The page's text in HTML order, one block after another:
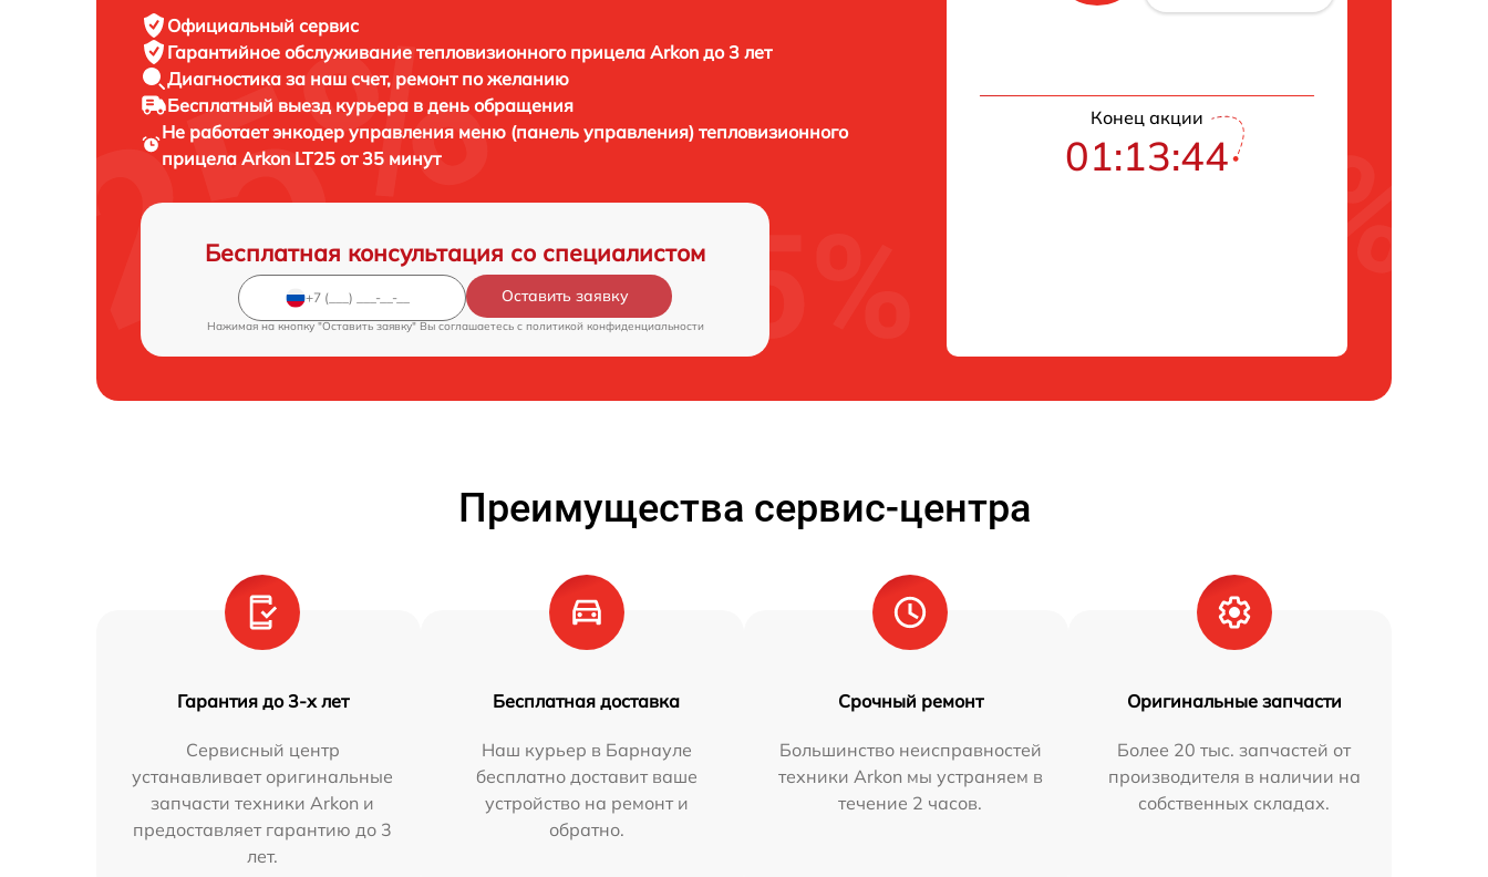
Официальный сервис
Гарантийное обслуживание тепловизионного прицела Arkon до 3 лет
Диагностика за наш счет, ремонт по желанию
Бесплатный выезд курьера в день обращения
Не работает энкодер управления меню (панель управления) тепловизионного
прицела Arkon LT25 от 35 минут
Бесплатная консультация со специалистом
Оставить заявку
Нажимая на кнопку "Оставить заявку" Вы соглашаетесь c политикой конфиденциальности
Конец акции
01:13:43
Преимущества сервис-центра
Гарантия до 3-х лет
Сервисный центр
устанавливает оригинальные
запчасти техники Arkon и
предоставляет гарантию до 3
лет.
Бесплатная доставка
Наш курьер в Барнауле
бесплатно доставит ваше
устройство на ремонт и
обратно.
Срочный ремонт
Большинство неисправностей
техники Arkon мы устраняем в
течение 2 часов.
Оригинальные запчасти
Более 20 тыс. запчастей от
производителя в наличии на
собственных складах.